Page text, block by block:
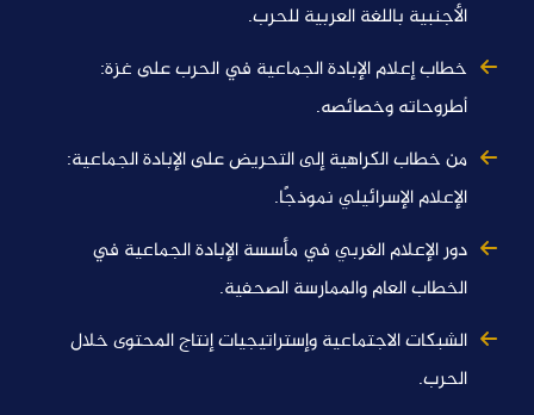
الأجنبية باللغة العربية للحرب.
خطاب إعلام الإبادة الجماعية في الحرب على غزة:
أطروحاته وخصائصه.
من خطاب الكراهية إلى التحريض على الإبادة الجماعية:
الإعلام الإسرائيلي نموذجًا.
دور الإعلام الغربي في مأسسة الإبادة الجماعية في
الخطاب العام والممارسة الصحفية.
الشبكات الاجتماعية وإستراتيجيات إنتاج المحتوى خلال
الحرب.